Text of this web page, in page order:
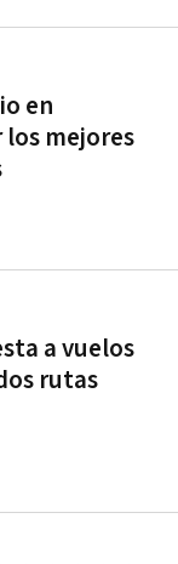
en
los mejores
a vuelos
rutas